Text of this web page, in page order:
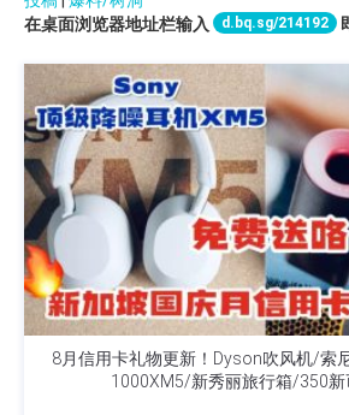
在桌面浏览器地址栏输入
d.bq.sg/214192
8月信用卡礼物更新！Dyson吹风机/索
1000XM5/新秀丽旅行箱/350新